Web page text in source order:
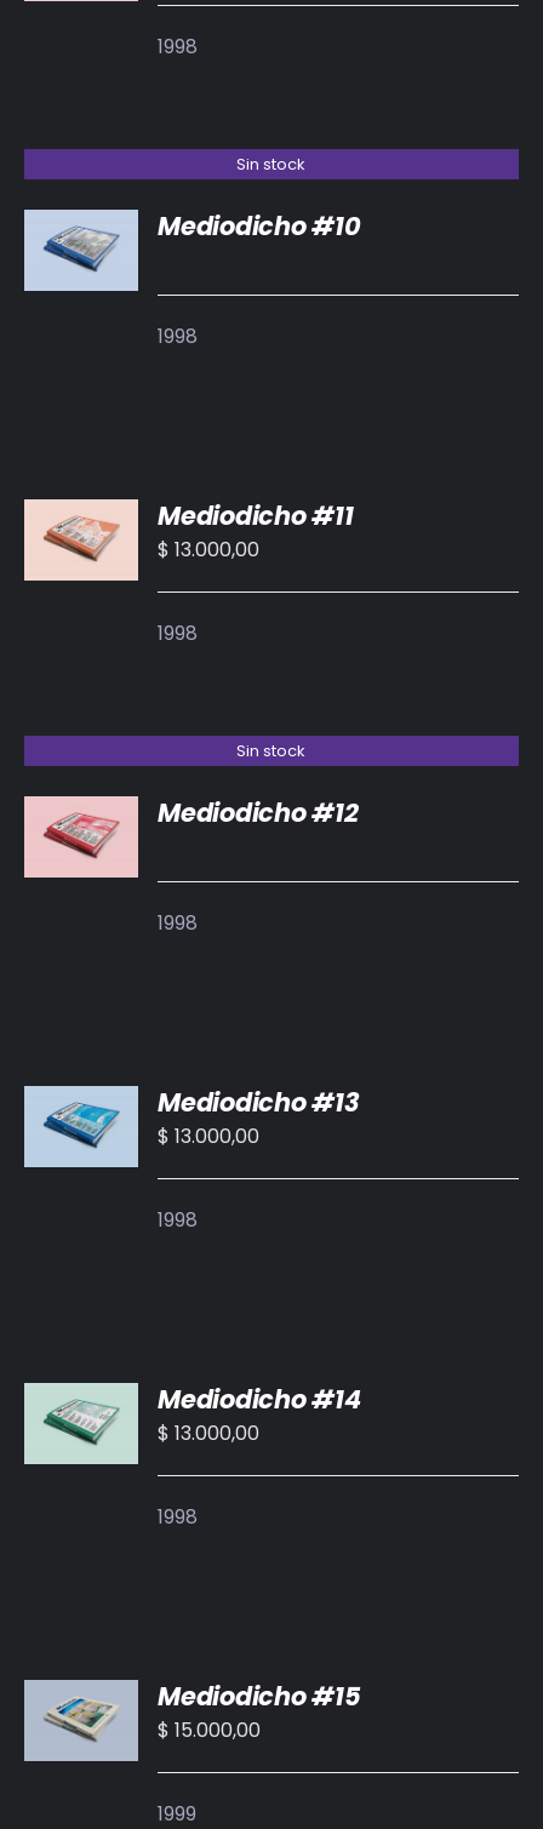
1998
Sin stock
DETALLES
Mediodicho #10
1998
AL
CARRITO
/
Mediodicho #11
$ 13.000,00
1998
Sin stock
DETALLES
Mediodicho #12
1998
AL
CARRITO
/
Mediodicho #13
$ 13.000,00
1998
AL
CARRITO
/
Mediodicho #14
$ 13.000,00
1998
AL
CARRITO
/
Mediodicho #15
$ 15.000,00
1999